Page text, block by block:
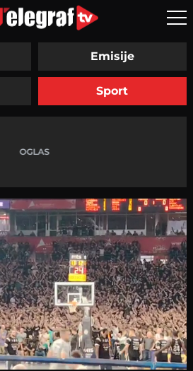
Emisije
Sport